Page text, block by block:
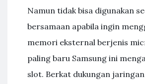
Namun tidak bisa digunakan
bersamaan apabila ingin
memori eksternal berjenis
paling baru Samsung ini
slot. Berkat dukungan jaringan